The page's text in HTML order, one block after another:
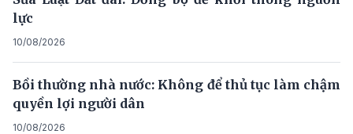
lực
10/08/2026
Bồi thường nhà nước: Không để thủ tục làm chậm
quyền lợi người dân
10/08/2026